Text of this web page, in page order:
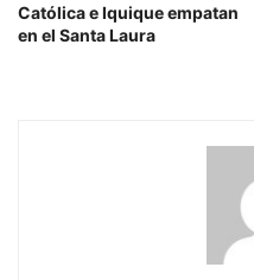
Católica e Iquique empatan
en el Santa Laura